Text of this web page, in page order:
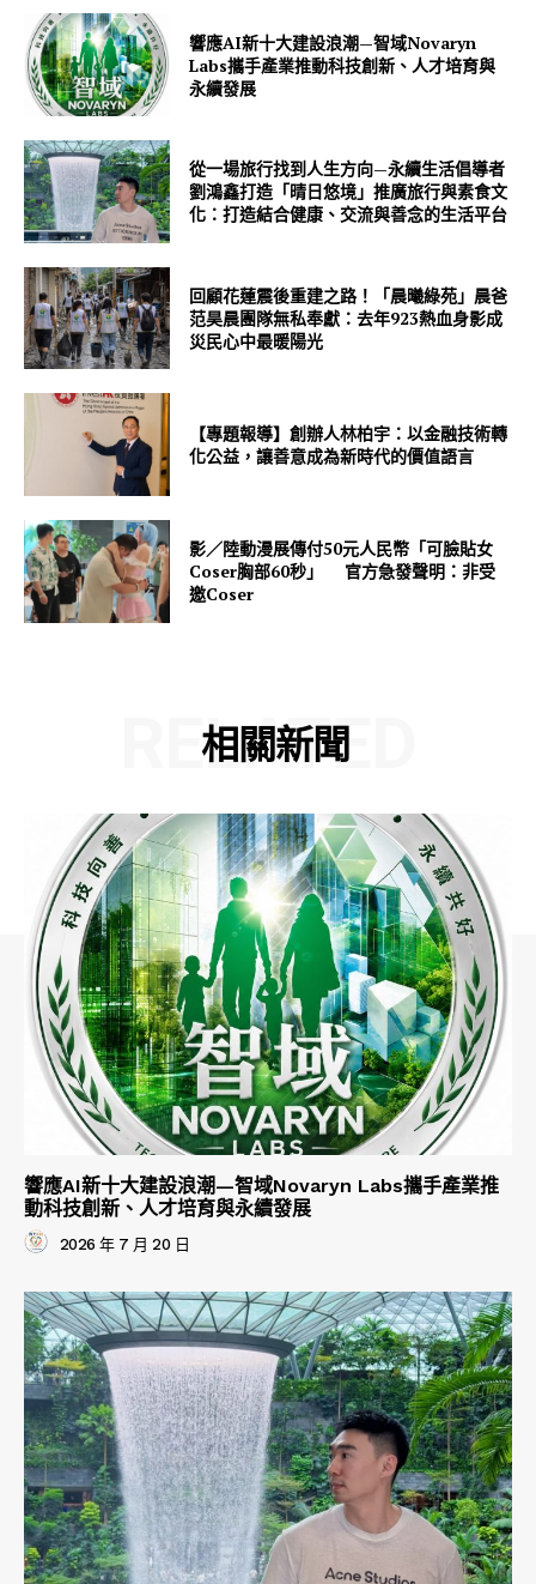
響應AI新十大建設浪潮—智域Novaryn
Labs攜手產業推動科技創新、人才培育與
永續發展
從一場旅行找到人生方向—永續生活倡導者
劉鴻鑫打造「晴日悠境」推廣旅行與素食文
化：打造結合健康、交流與善念的生活平台
回顧花蓮震後重建之路！「晨曦綠苑」晨爸
范昊晨團隊無私奉獻：去年923熱血身影成
災民心中最暖陽光
【專題報導】創辦人林柏宇：以金融技術轉
化公益，讓善意成為新時代的價值語言
影／陸動漫展傳付50元人民幣「可臉貼女
Coser胸部60秒」 官方急發聲明：非受
邀Coser
相關新聞
RELATED
響應AI新十大建設浪潮—智域Novaryn Labs攜手產業推
動科技創新、人才培育與永續發展
2026 年 7 月 20 日